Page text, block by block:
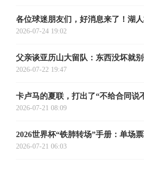
各位球迷朋友们，好消息来了！湖
奥斯汀·里夫斯的2026中国行「紫金
2026-07-24 19:02
父亲谈亚历山大留队：东西没坏就
会被夜生活诱惑走
2026-07-22 19:47
卡卢马的夏联，打出了“不给合同说
数据
2026-07-21 08:09
2026世界杯“铁肺转场”手册：单场
限跨城生存法则
2026-07-21 06:03